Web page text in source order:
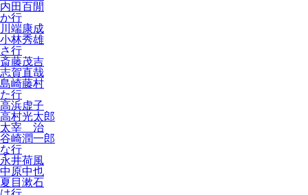
内田百閒
か行
川端康成
小林秀雄
さ行
斎藤茂吉
志賀直哉
島崎藤村
た行
高浜虚子
高村光太郎
太宰 治
谷崎潤一郎
な行
永井荷風
中原中也
夏目漱石